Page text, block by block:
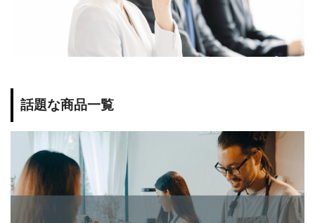
話題な商品一覧